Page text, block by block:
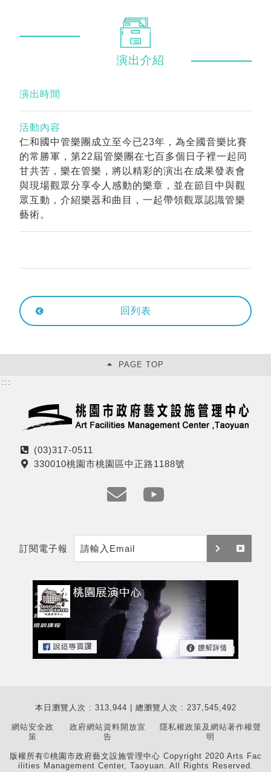
演出介紹
演出時間
活動內容
仁和國中管樂團成立至今已23年，為全國音樂比賽
的常勝軍，第22屆管樂團在七百多個日子裡一起同
甘共苦，樂在管樂，將以精彩的演出在成果發表會
與現場觀眾分享令人感動的樂章，並在節目中與觀
眾互動，介紹樂器和曲目，一起帶領觀眾認識管樂
藝術。
回列表
PAGE TOP
:::
電
話
(03)317-0511
地
330010桃園市桃園區中正路1188號
m
a
i
l
t
訂閱電子報
訂 取
本日瀏覽人次 : 313,944 | 總瀏覽人次 : 237,545,492
網站安全政
策
政府網站資料開放宣
告
隱私權政策及網站著作權聲
明
版權所有©桃園市政府藝文設施管理中心 Copyright 2020 Arts Fac
ilities Management Center, Taoyuan. All Rights Reserved.